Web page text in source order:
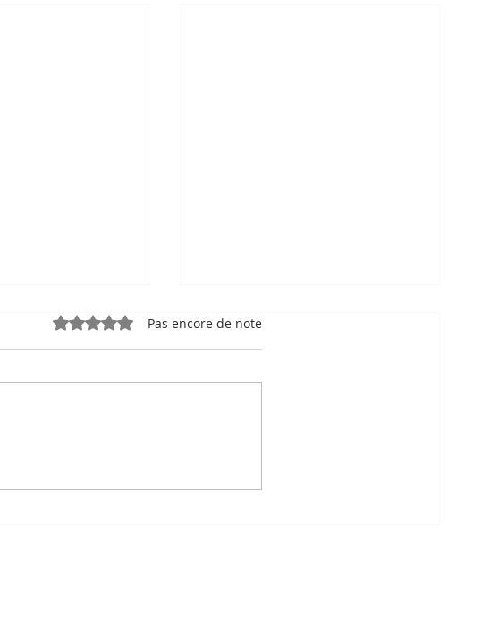
a survécu en dessinant le
Noté 0 étoile sur 5.Pas encore de note